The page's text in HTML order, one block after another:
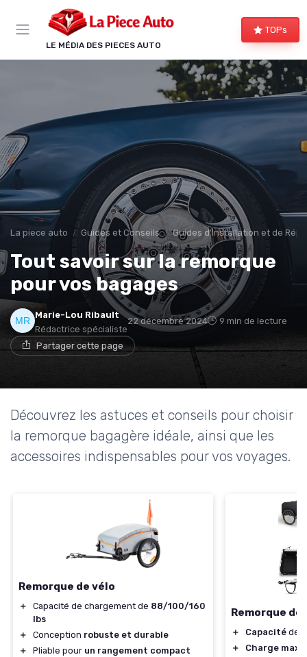
LE MÉDIA DES PIECES AUTO
TOPs
La piece auto Guides et Conseils Guides d'Installation et de
Tout savoir sur la remorque
pour vos bagages
Marie-Lou Ribault
Rédactrice spécialiste
22 décembre 2024 9 min de lecture
Partager cette page
Découvrez les astuces et conseils pour choisir
la remorque bagagère idéale, ainsi que les
accessoires indispensables pour vos voyages.
Remorque de vélo
＋ Capacité de chargement de 88/100/160
lbs
＋
Conception robuste et durable
＋
Pliable pour un rangement compact
Remorque de
＋ Capacité de
＋
Charge
Panneau de gestion des cookies